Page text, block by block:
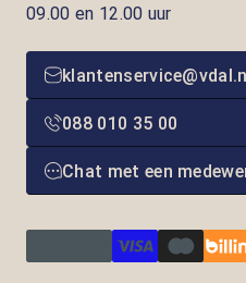
09.00 en 12.00 uur
088 010 35 00
Chat met een